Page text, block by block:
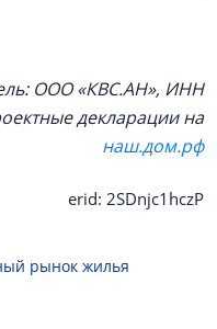
ООО «КВС.АН», ИНН
декларации на
наш.дом.рф
erid: 2SDnjc1hczP
рынок жилья